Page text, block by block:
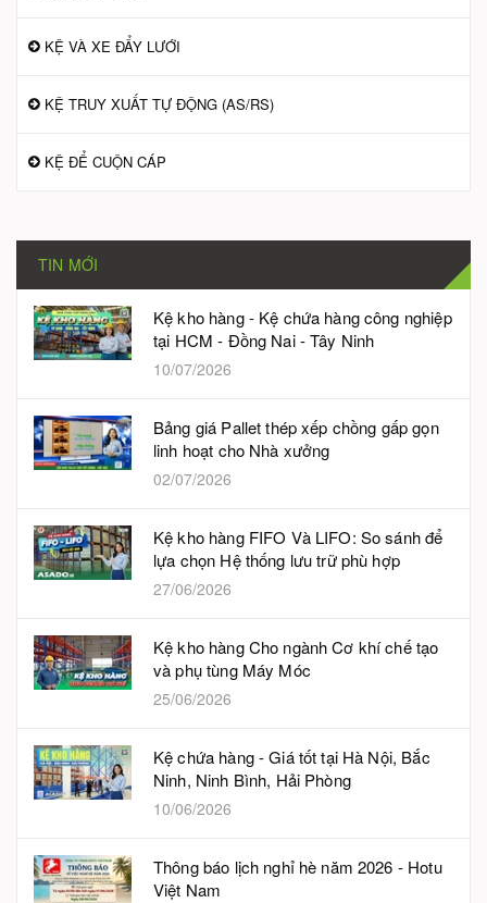
KỆ VÀ XE ĐẨY LƯỚI
KỆ TRUY XUẤT TỰ ĐỘNG (AS/RS)
KỆ ĐỂ CUỘN CÁP
TIN MỚI
Kệ kho hàng - Kệ chứa hàng công nghiệp
tại HCM - Đồng Nai - Tây Ninh
10/07/2026
Bảng giá Pallet thép xếp chồng gấp gọn
linh hoạt cho Nhà xưởng
02/07/2026
Kệ kho hàng FIFO Và LIFO: So sánh để
lựa chọn Hệ thống lưu trữ phù hợp
27/06/2026
Kệ kho hàng Cho ngành Cơ khí chế tạo
và phụ tùng Máy Móc
25/06/2026
Kệ chứa hàng - Giá tốt tại Hà Nội, Bắc
Ninh, Ninh Bình, Hải Phòng
10/06/2026
Thông báo lịch nghỉ hè năm 2026 - Hotu
Việt Nam